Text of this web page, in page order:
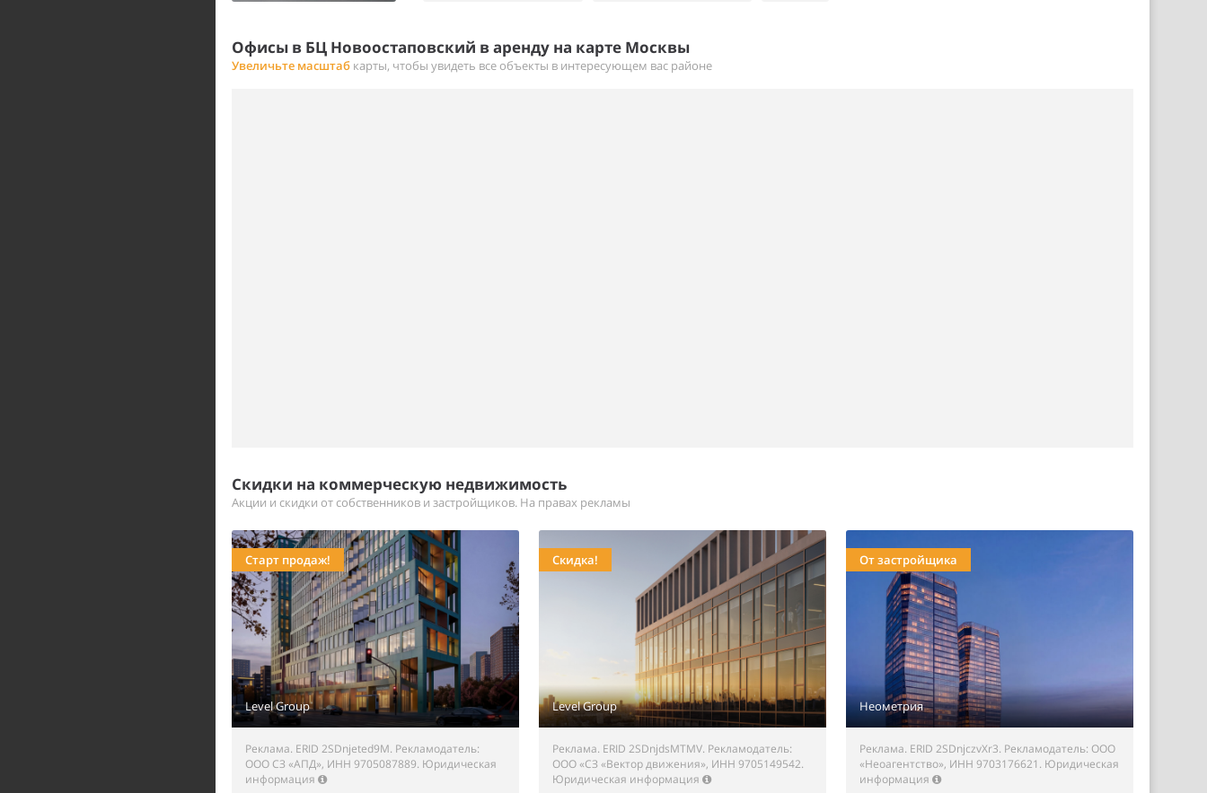
Офисы в БЦ Новоостаповский в аренду на карте Москвы
Увеличьте масштаб карты, чтобы увидеть все объекты в интересующем вас районе
Скидки на коммерческую недвижимость
Акции и скидки от собственников и застройщиков. На правах рекламы
Level Group
Старт продаж!
Реклама. ERID 2SDnjeted9M. Рекламодатель:
ООО СЗ «АПД», ИНН 9705087889. Юридическая
информация
Level Group
Скидка!
Реклама. ERID 2SDnjdsMTMV. Рекламодатель:
ООО «СЗ «Вектор движения», ИНН 9705149542.
Юридическая информация
Неометрия
От застройщика
Реклама. ERID 2SDnjczvXr3. Рекламодатель: ООО
«Неоагентство», ИНН 9703176621. Юридическая
информация